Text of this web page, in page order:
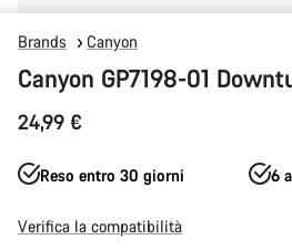
Brands Canyon
Canyon GP7198-01
24,99 €
Reso entro 30 giorni 6
Verifica la compatibilità